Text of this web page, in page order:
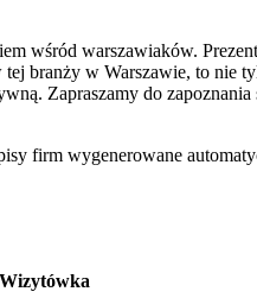
wśród warszawiaków.
branży w Warszawie, to nie
Zapraszamy do
firm wygenerowane
Wizytówka